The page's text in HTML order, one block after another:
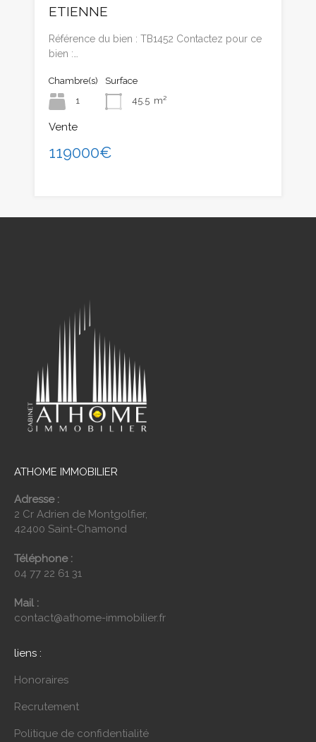
ETIENNE
Référence du bien : TB1452 Contactez pour ce
bien :…
Chambre(s)
1
Surface
45.5 m²
Vente
119000€
ATHOME IMMOBILIER
Adresse :
2 Cr Adrien de Montgolfier,
42400 Saint-Chamond
Téléphone :
04 77 22 61 31
Mail :
contact@athome-immobilier.fr
liens :
Honoraires
Recrutement
Politique de confidentialité